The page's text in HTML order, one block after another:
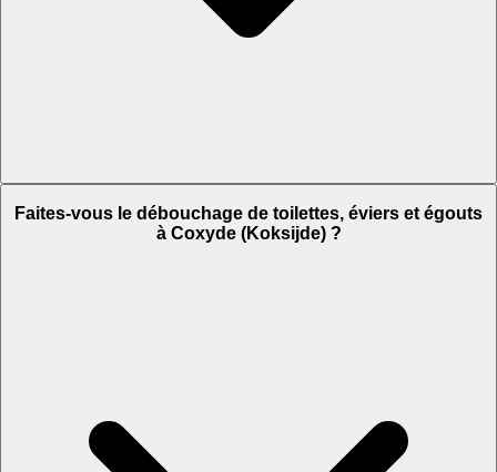
Faites-vous le débouchage de toilettes, éviers et égouts
à Coxyde (Koksijde) ?